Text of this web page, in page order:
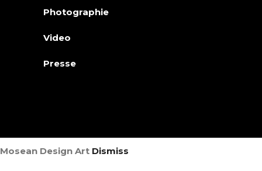
Photographie
Video
Presse
Mosean Design Art Dismiss